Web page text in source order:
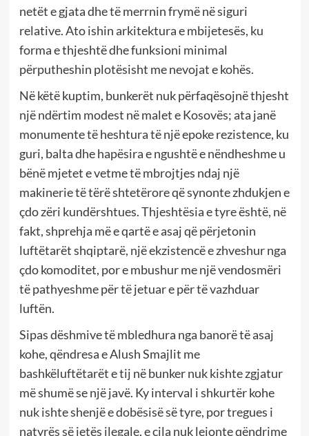
netët e gjata dhe të merrnin frymë në siguri
relative. Ato ishin arkitektura e mbijetesës, ku
forma e thjeshtë dhe funksioni minimal
përputheshin plotësisht me nevojat e kohës.
Në këtë kuptim, bunkerët nuk përfaqësojnë thjesht
një ndërtim modest në malet e Kosovës; ata janë
monumente të heshtura të një epoke rezistence, ku
guri, balta dhe hapësira e ngushtë e nëndheshme u
bënë mjetet e vetme të mbrojtjes ndaj një
makinerie të tërë shtetërore që synonte zhdukjen e
çdo zëri kundërshtues. Thjeshtësia e tyre është, në
fakt, shprehja më e qartë e asaj që përjetonin
luftëtarët shqiptarë, një ekzistencë e zhveshur nga
çdo komoditet, por e mbushur me një vendosmëri
të pathyeshme për të jetuar e për të vazhduar
luftën.
Sipas dëshmive të mbledhura nga banorë të asaj
kohe, qëndresa e Alush Smajlit me
bashkëluftëtarët e tij në bunker nuk kishte zgjatur
më shumë se një javë. Ky interval i shkurtër kohe
nuk ishte shenjë e dobësisë së tyre, por tregues i
natyrës së jetës ilegale, e cila nuk lejonte qëndrime